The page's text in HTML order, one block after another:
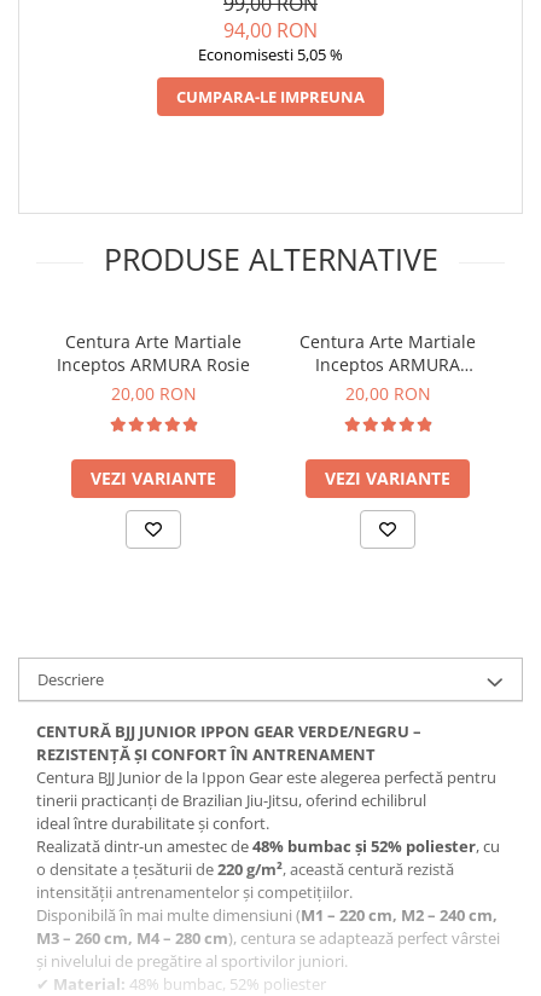
94,00 RON
Economisesti 5,05 %
CUMPARA-LE IMPREUNA
PRODUSE ALTERNATIVE
Centura Arte Martiale
Inceptos ARMURA Rosie
20,00 RON
VEZI VARIANTE
Centura Arte Martiale
Inceptos ARMURA
Albastra
20,00 RON
VEZI VARIANTE
Descriere
CENTURĂ BJJ JUNIOR IPPON GEAR VERDE/NEGRU –
REZISTENȚĂ ȘI CONFORT ÎN ANTRENAMENT
Centura BJJ Junior de la Ippon Gear este alegerea perfectă pentru
tinerii practicanți de Brazilian Jiu-Jitsu, oferind echilibrul
ideal între durabilitate și confort.
Realizată dintr-un amestec de48% bumbac și 52% poliester, cu
o densitate a țesăturii de220 g/m², această centură rezistă
intensității antrenamentelor și competițiilor.
Disponibilă în mai multe dimensiuni (M1 – 220 cm, M2 – 240 cm,
M3 – 260 cm, M4 – 280 cm), centura se adaptează perfect vârstei
și nivelului de pregătire al sportivilor juniori.
✔ Material: 48% bumbac, 52% poliester